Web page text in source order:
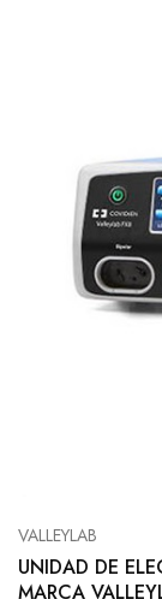
VALLEYLAB
UNIDAD DE
MARCA